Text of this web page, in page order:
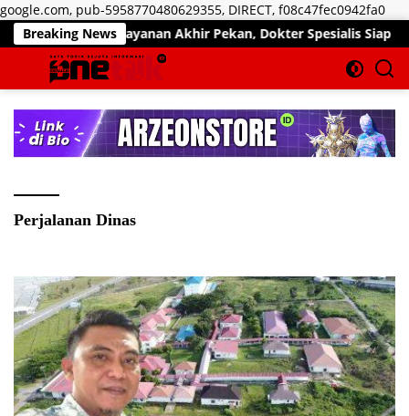
google.com, pub-5958770480629355, DIRECT, f08c47fec0942fa0
ke
Breaking News
Pelayanan Akhir Pekan, Dokter Spesialis Siap Layani
Perjalanan Dinas